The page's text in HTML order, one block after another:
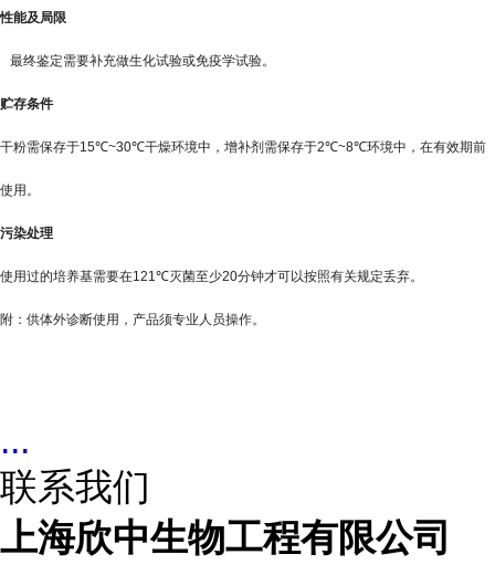
性能及局限
最终鉴定需要补充做生化试验或免疫学试验。
贮存条件
干粉需保存于15℃~30℃干燥环境中，增补剂需保存于2℃~8℃环境中，在有效期前
使用。
污染处理
使用过的培养基需要在121℃灭菌至少20分钟才可以按照有关规定丢弃。
附：供体外诊断使用，产品须专业人员操作。
...
联系我们
上海欣中生物工程有限公司